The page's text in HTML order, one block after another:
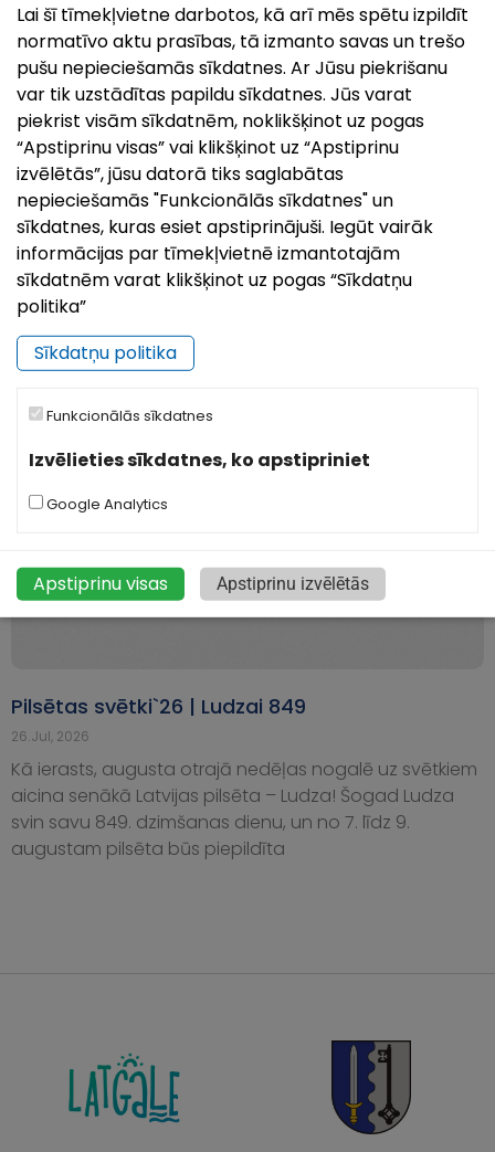
Pilsētas svētki`26 | Zilupei 95
28.Jul, 2026
Vasaras izskaņā, no 20. līdz 22. augustam, Zilupe aicina
ciemos, lai kopā atzīmētu pilsētas 95 gadu jubileju! Trīs
dienu garumā pilsētas ielas un laukumus piepildīs
notikumi, kas caur dziesmām, sporta
Pilsētas svētki`26 | Ludzai 849
26.Jul, 2026
Kā ierasts, augusta otrajā nedēļas nogalē uz svētkiem
aicina senākā Latvijas pilsēta – Ludza! Šogad Ludza
svin savu 849. dzimšanas dienu, un no 7. līdz 9.
augustam pilsēta būs piepildīta
Lai šī tīmekļvietne darbotos, kā arī mēs spētu izpildīt
normatīvo aktu prasības, tā izmanto savas un trešo
pušu nepieciešamās sīkdatnes. Ar Jūsu piekrišanu
var tik uzstādītas papildu sīkdatnes. Jūs varat
piekrist visām sīkdatnēm, noklikšķinot uz pogas
“Apstiprinu visas” vai klikšķinot uz “Apstiprinu
izvēlētās”, jūsu datorā tiks saglabātas
nepieciešamās "Funkcionālās sīkdatnes" un
sīkdatnes, kuras esiet apstiprinājuši. Iegūt vairāk
informācijas par tīmekļvietnē izmantotajām
sīkdatnēm varat klikšķinot uz pogas “Sīkdatņu
politika”
Sīkdatņu politika
Funkcionālās sīkdatnes
Izvēlieties sīkdatnes, ko apstipriniet
Google Analytics
Apstiprinu visas Apstiprinu izvēlētās